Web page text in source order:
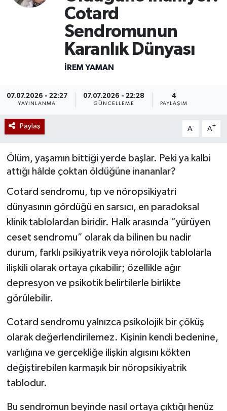
Cotard
Sendromunun
Karanlık Dünyası
İREM YAMAN
07.07.2026 - 22:27
YAYINLANMA
07.07.2026 - 22:28
GÜNCELLEME
4
PAYLAŞIM
Paylaş A- A+
Ölüm, yaşamın bittiği yerde başlar. Peki ya kalbi
attığı hâlde çoktan öldüğüne inananlar?
Cotard sendromu, tıp ve nöropsikiyatri
dünyasının gördüğü en sarsıcı, en paradoksal
klinik tablolardan biridir. Halk arasında “yürüyen
ceset sendromu” olarak da bilinen bu nadir
durum, farklı psikiyatrik veya nörolojik tablolarla
ilişkili olarak ortaya çıkabilir; özellikle ağır
depresyon ve psikotik belirtilerle birlikte
görülebilir.
Cotard sendromu yalnızca psikolojik bir çöküş
olarak değerlendirilemez. Kişinin kendi bedenine,
varlığına ve gerçekliğe ilişkin algısını kökten
değiştirebilen karmaşık bir nöropsikiyatrik
tablodur.
Bu sendromun beyinde nasıl ortaya çıktığı henüz
Mevzuat